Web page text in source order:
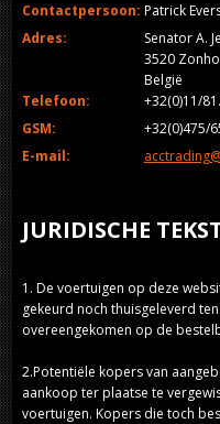
Contactpersoon: Patrick
Adres:
Senator A.
3520
België
Telefoon:
+32(0)11/
GSM:
+32(0)475/
E-mail:
JURIDISCHE
1. De voertuigen op deze
gekeurd noch thuisgeleverd
overeengekomen op de
2.Potentiële kopers van
aankoop ter plaatse te
voertuigen. Kopers die toch